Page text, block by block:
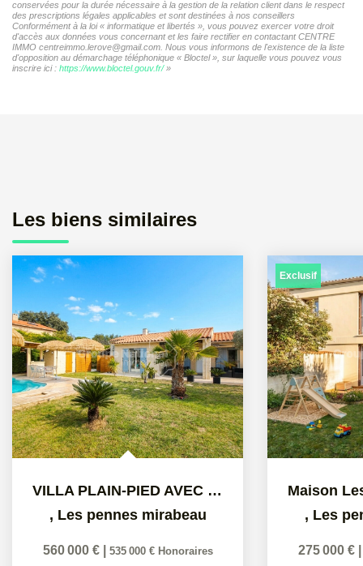
conservées pour la durée nécessaire à la gestion de la relation client dans le respect
des prescriptions légales applicables et sont destinées à nos conseillers
Conformément à la loi « informatique et libertés », vous pouvez exercer votre droit
d'accès aux données vous concernant et les faire rectifier en contactant CENTRE
IMMO centreimmo.lerove@gmail.com. Nous vous informons de l'existence de la liste
d'opposition au démarchage téléphonique « Bloctel », sur laquelle vous pouvez vous
inscrire ici : https://www.bloctel.gouv.fr/»
Les biens similaires
VILLA PLAIN-PIED AVEC PISCINE, STUDIO INDÉPENDANT ET GRAND...
, Les pennes mirabeau
560 000 € 535 000 € Honoraires
Exclusif
, Les
275 000 €